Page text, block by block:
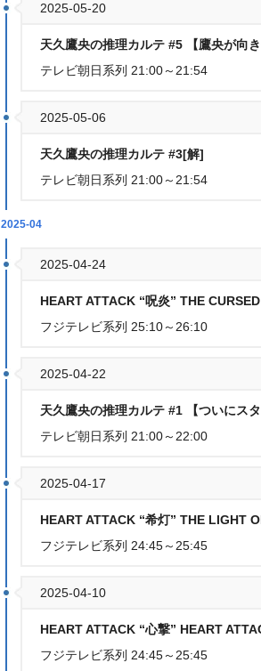
2025-05-20
天久鷹央の推理カルテ #5 【鷹央が向
テレビ朝日系列 21:00～21:54
2025-05-06
天久鷹央の推理カルテ #3[解]
テレビ朝日系列 21:00～21:54
2025-04
2025-04-24
HEART ATTACK “呪炎” THE
フジテレビ系列 25:10～26:10
2025-04-22
天久鷹央の推理カルテ #1 【ついにス
テレビ朝日系列 21:00～22:00
2025-04-17
HEART ATTACK “希灯” THE LIGHT
フジテレビ系列 24:45～25:45
2025-04-10
HEART ATTACK “心撃” HEART
フジテレビ系列 24:45～25:45